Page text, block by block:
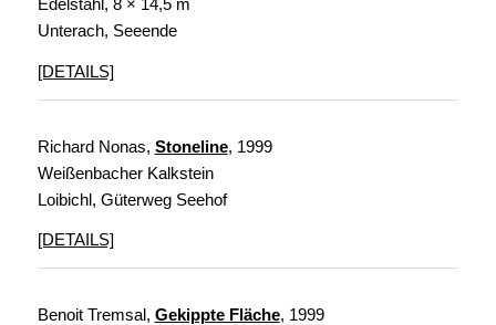
Edelstahl, 8 × 14,5 m
Unterach, Seeende
[DETAILS]
Richard Nonas, Stoneline, 1999
Weißenbacher Kalkstein
Loibichl, Güterweg Seehof
[DETAILS]
Benoit Tremsal, Gekippte Fläche, 1999